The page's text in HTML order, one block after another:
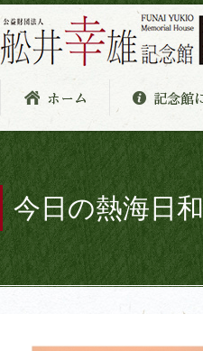
今日の熱海日和